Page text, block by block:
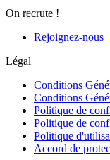
On recrute !
Rejoignez-nous
Légal
Conditions
Conditions
Politique de
Politique de
Politique
Accord de